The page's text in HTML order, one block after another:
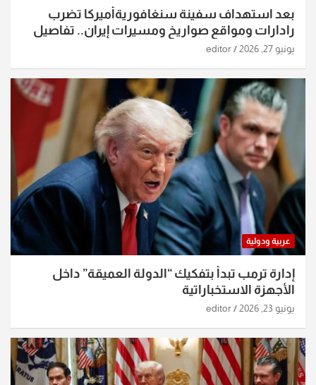
بعد استهداف سفينة سنغافوريةأميركا تضرب
رادارات ومواقع صواريخ ومسيرات إيران.. تفاصيل
الساعات الماضية
يونيو 27, 2026 editor
عربية ودولية
إدارة ترمب تبدأ بتفكيك “الدولة العميقة” داخل
الأجهزة الاستخباراتية
يونيو 23, 2026 editor